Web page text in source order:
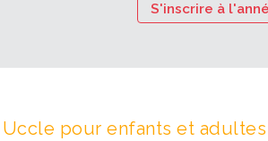
S'inscrire à
pour enfants et adultes